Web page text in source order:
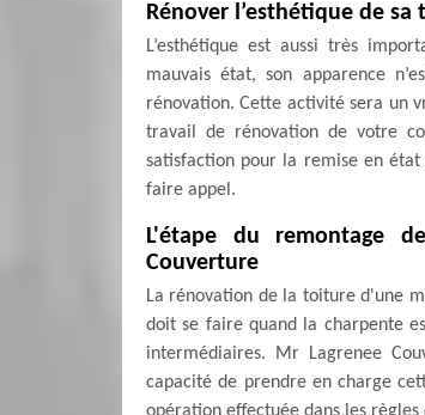
Rénover l’esthétique de sa
L’esthétique est aussi très
mauvais état, son apparence
rénovation. Cette activité sera un
travail de rénovation de votre
satisfaction pour la remise en
faire appel.
L'étape du remontage
Couverture
La rénovation de la toiture d'une
doit se faire quand la charpente
intermédiaires. Mr Lagrenee
capacité de prendre en charge